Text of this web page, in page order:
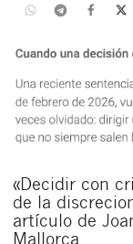
«Decidir con
de la
artículo de
Mallorca